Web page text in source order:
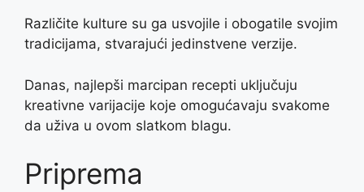
Različite kulture su ga usvojile i obogatile svojim
tradicijama, stvarajući jedinstvene verzije.
Danas, najlepši marcipan recepti uključuju
kreativne varijacije koje omogućavaju svakome
da uživa u ovom slatkom blagu.
Priprema